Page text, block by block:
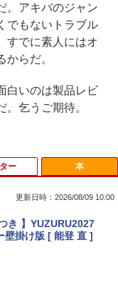
。アキバのジャン
でもないトラブル
すでに素人にはオ
らだ。
白いのは製品レビ
乞うご期待。
インテル Celeron C
Office 2024付き
テンキー ビジネス
ー
間中ポイント5倍】
中古モニター 18.5
VGA ケーブル
本
更新日時：2026/08/09 10:00
き 】YUZURU2027
壁掛け版 [ 能登 直 ]